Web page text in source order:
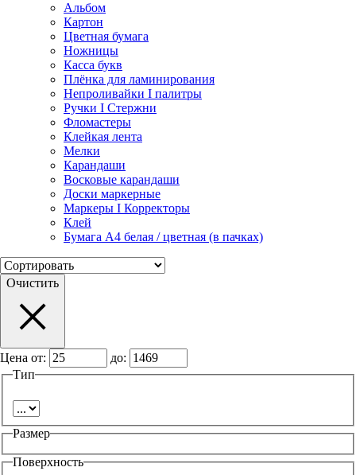
Альбом
Картон
Цветная бумага
Ножницы
Касса букв
Плёнка для ламинирования
Непроливайки I палитры
Ручки I Стержни
Фломастеры
Клейкая лента
Мелки
Карандаши
Восковые карандаши
Доски маркерные
Маркеры I Корректоры
Клей
Бумага А4 белая / цветная (в пачках)
Очистить
Цена от:
до:
Тип
Размер
Поверхность